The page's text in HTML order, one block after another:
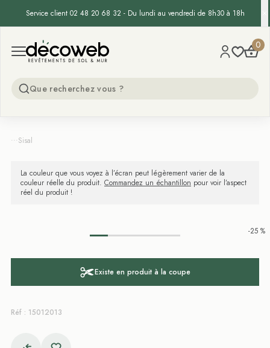
Service client 02 48 20 68 32 - Du lundi au vendredi de 8h30 à 18h
Open menu
Decoweb 0
...Sisal
La couleur que vous voyez à l’écran peut légèrement varier de la
couleur réelle du produit. Commandez un échantillon pour voir l’aspect
réel du produit !
-25 %
Existe en produit à la coupe
Réf : 15012013